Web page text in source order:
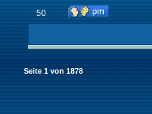
50
Seite 1 von 1878